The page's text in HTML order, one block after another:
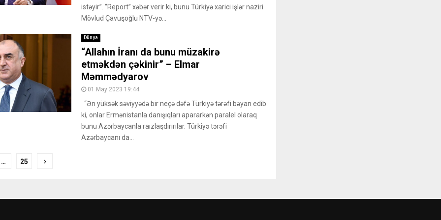
istəyir”. “Report” xəbər verir ki, bunu Türkiyə xarici işlər naziri
Mövlud Çavuşoğlu NTV-yə...
Dünya
“Allahın İranı da bunu müzakirə
etməkdən çəkinir” – Elmar
Məmmədyarov
01 May 2023 19:44
“Ən yüksək səviyyədə bir neçə dəfə Türkiyə tərəfi bəyan edib
ki, onlar Ermənistanla danışıqları apararkən paralel olaraq
bunu Azərbaycanla raızlaşdırırılar. Türkiyə tərəfi
Azərbaycanı da...
… 25